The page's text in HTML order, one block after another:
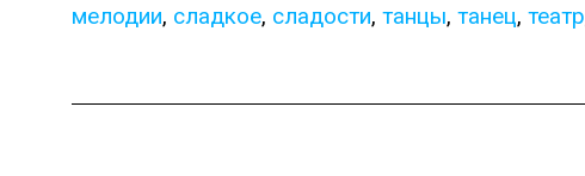
мелодии, сладкое, сладости, танцы, танец, театр